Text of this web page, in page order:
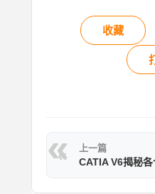
收藏
上一篇
CATIA V6揭秘